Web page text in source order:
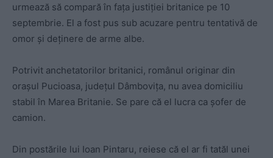
urmează să compară în faţa justiţiei britanice pe 10
septembrie. El a fost pus sub acuzare pentru tentativă de
omor și deținere de arme albe.
Potrivit anchetatorilor britanici, românul originar din
orașul Pucioasa, județul Dâmbovița, nu avea domiciliu
stabil în Marea Britanie. Se pare că el lucra ca șofer de
camion.
Din postările lui Ioan Pintaru, reiese că el ar fi tatăl unei